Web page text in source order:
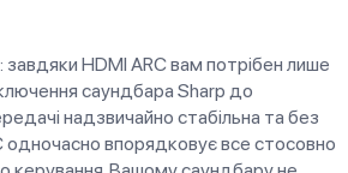
HDMI ARC вам потрібен лише
саундбара Sharp до
надзвичайно стабільна та без
впорядковує все стосовно